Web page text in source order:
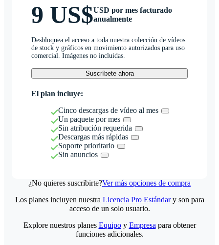
9 US$USD por mes facturado
anualmente
Desbloquea el acceso a toda nuestra colección de vídeos
de stock y gráficos en movimiento autorizados para uso
comercial. Imágenes no incluidas.
Suscríbete ahora
El plan incluye:
Cinco descargas de vídeo al mes
Un paquete por mes
Sin atribución requerida
Descargas más rápidas
Soporte prioritario
Sin anuncios
¿No quieres suscribirte?Ver más opciones de compra
Los planes incluyen nuestra Licencia Pro Estándary son para
acceso de un solo usuario.
Explore nuestros planes Equipoy Empresa para obtener
funciones adicionales.